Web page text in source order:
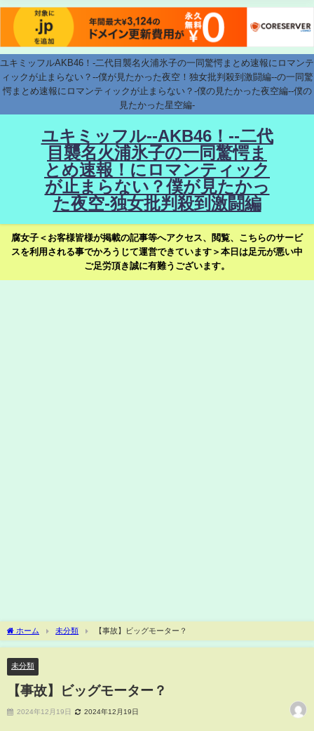
ユキミッフルAKB46！-二代目襲名火浦氷子の一同驚愕まとめ速報にロマンテ
ィックが止まらない？--僕が見たかった夜空！独女批判殺到激闘編--の一同驚
愕まとめ速報にロマンティックが止まらない？-僕の見たかった夜空編--僕の
見たかった星空編-
ユキミッフル--AKB46！--二代
目襲名火浦氷子の一同驚愕ま
とめ速報！にロマンティック
が止まらない？僕が見たかっ
た夜空-独女批判殺到激闘編
腐女子＜お客様皆様が掲載の記事等へアクセス、閲覧、こちらのサービ
スを利用される事でかろうじて運営できています＞本日は足元が悪い中
ご足労頂き誠に有難うございます。
ホーム 未分類 【事故】ビッグモーター？
未分類
【事故】ビッグモーター？
2024年12月19日 2024年12月19日